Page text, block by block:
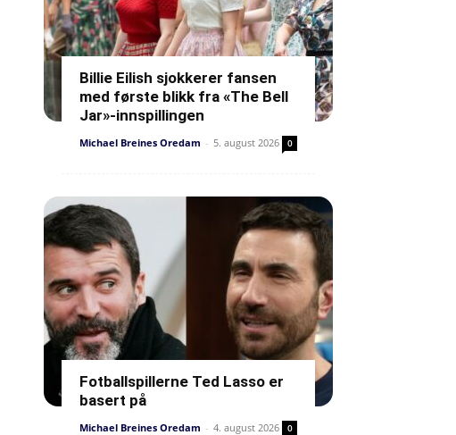
Billie Eilish sjokkerer fansen
med første blikk fra «The Bell
Jar»-innspillingen
Michael Breines Oredam - 5. august 2026 0
Fotballspillerne Ted Lasso er
basert på
Michael Breines Oredam - 4. august 2026 0